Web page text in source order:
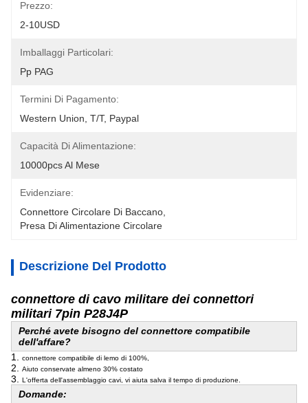
Prezzo:
2-10USD
Imballaggi Particolari:
Pp PAG
Termini Di Pagamento:
Western Union, T/T, Paypal
Capacità Di Alimentazione:
10000pcs Al Mese
Evidenziare:
Connettore Circolare Di Baccano
Presa Di Alimentazione Circolare
Descrizione Del Prodotto
connettore di cavo militare dei connettori
militari 7pin P28J4P
Perché avete bisogno del connettore compatibile
dell'affare?
1.
connettore compatibile di lemo di 100%,
2. Aiuto conservate almeno 30% costato
3. L'offerta dell'assemblaggio cavi, vi aiuta salva il tempo di produzione.
Domande: